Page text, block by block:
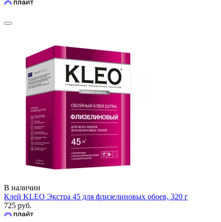
В наличии
Клей KLEO Экстра 45 для флизелиновых обоев, 320 г
725 руб.